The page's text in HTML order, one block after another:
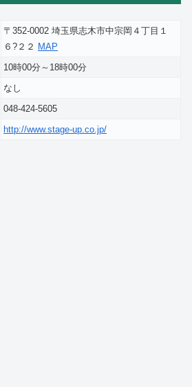
〒352-0002 埼玉県志木市中宗岡４丁目１
６?２２ MAP
10時00分～18時00分
なし
048-424-5605
http://www.stage-up.co.jp/